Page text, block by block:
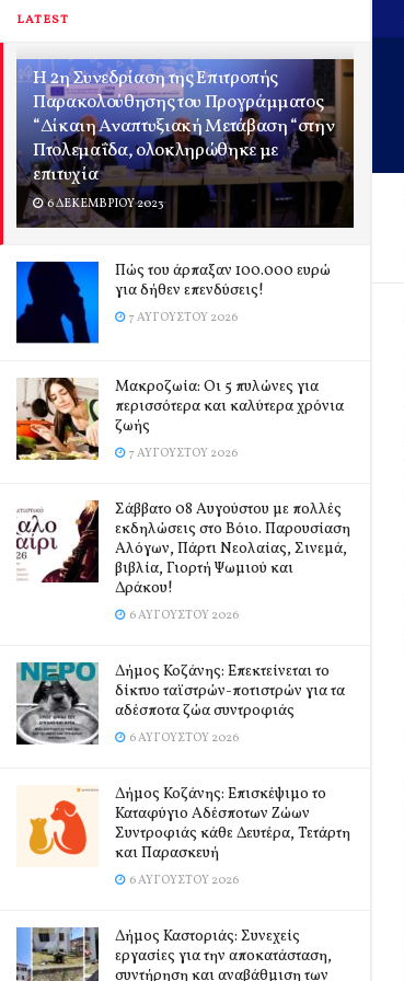
LATEST
Η 2η Συνεδρίαση της Επιτροπής
Παρακολούθησης του Προγράμματος
“Δίκαιη Αναπτυξιακή Μετάβαση “στην
Πτολεμαΐδα, ολοκληρώθηκε με
επιτυχία
6 ΔΕΚΕΜΒΡΊΟΥ 2023
Πώς του άρπαξαν 100.000 ευρώ
για δήθεν επενδύσεις!
7 ΑΥΓΟΎΣΤΟΥ 2026
Mακροζωία: Οι 5 πυλώνες για
περισσότερα και καλύτερα χρόνια
ζωής
7 ΑΥΓΟΎΣΤΟΥ 2026
Σάββατο 08 Αυγούστου με πολλές
εκδηλώσεις στο Βόιο. Παρουσίαση
Αλόγων, Πάρτι Νεολαίας, Σινεμά,
βιβλία, Γιορτή Ψωμιού και
Δράκου!
6 ΑΥΓΟΎΣΤΟΥ 2026
Δήμος Κοζάνης: Επεκτείνεται το
δίκτυο ταϊστρών-ποτιστρών για τα
αδέσποτα ζώα συντροφιάς
6 ΑΥΓΟΎΣΤΟΥ 2026
Δήμος Κοζάνης: Επισκέψιμο το
Καταφύγιο Αδέσποτων Ζώων
Συντροφιάς κάθε Δευτέρα, Τετάρτη
και Παρασκευή
6 ΑΥΓΟΎΣΤΟΥ 2026
Δήμος Καστοριάς: Συνεχείς
εργασίες για την αποκατάσταση,
συντήρηση και αναβάθμιση των